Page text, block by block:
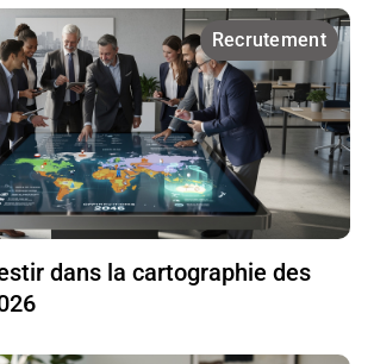
Recrutement
dans la cartographie des